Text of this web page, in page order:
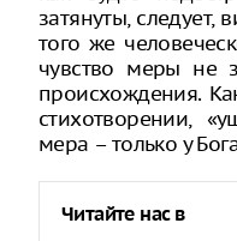
затянуты, следует,
того же
чувство меры не
происхождения.
стихотворении,
мера – только у
Читайте нас в